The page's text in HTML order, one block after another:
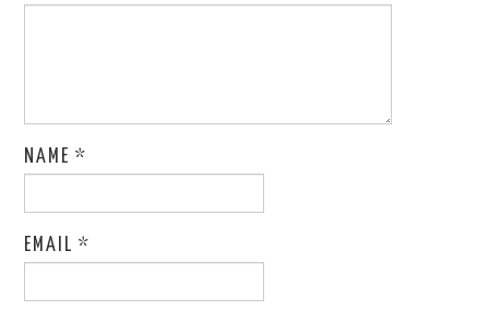
NAME*
EMAIL*